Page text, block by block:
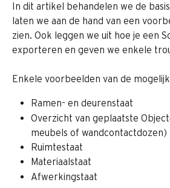
In dit artikel behandelen we de
laten we aan de hand van een
zien. Ook leggen we uit hoe je een
exporteren en geven we enkele
Enkele voorbeelden van de
Ramen- en deurenstaat
Overzicht van geplaatste
meubels of wandcontactdozen)
Ruimtestaat
Materiaalstaat
Afwerkingstaat